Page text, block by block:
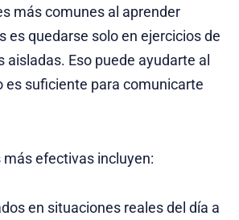
más comunes al aprender
es quedarse solo en ejercicios de
aisladas. Eso puede ayudarte al
es suficiente para comunicarte
efectivas incluyen:
en situaciones reales del día a